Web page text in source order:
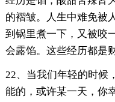
的褶皱。人生中难免被
到锅里煮一下，又被咬
会露馅。这些经历都是
22、当我们年轻的时候
能的，或许某一天，你